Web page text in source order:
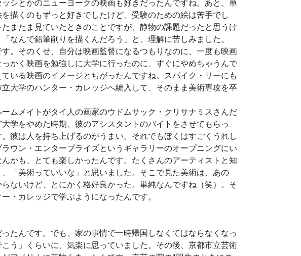
シとかのニューヨークの映画も好きだったんですね。あと、単
描くのもずっと好きでしたけど、受験のための絵は苦手でし
またま見ていたときのことですが、静物の課題だったと思うけ
なんで鉛筆削りを描くんだろう」と、理解に苦しみました。
。そのくせ、自分は映画監督になるつもりなのに、一度も映画
かく映画を勉強しに大学に行ったのに、すぐにやめちゃうんで
いる映画のイメージとちがったんですね。スパイク・リーにも
大学のハンター・カレッジへ編入して、そのまま美術専攻を卒
ムメイトがタイ人の画家のウドムサック・クリサナミスさんだ
学をやめた時期、彼のアシスタントのバイトをさせてもらっ
彼は人を持ち上げるのがうまい。それでもぼくはすごくうれし
ウン・エンタープライズというギャラリーのオープニングにい
かも、とても楽しかったんです。たくさんのアーティストと知
「美術っていいな」と思いました。そこで見た美術は、あの
ないけど、とにかく格好良かった。単純なんですね（笑）。そ
・カレッジで学ぶようになったんです。
たんです。でも、家の事情で一時帰国しなくてはならなくなっ
う」くらいに、気楽に思っていました。その後、京都市立芸術